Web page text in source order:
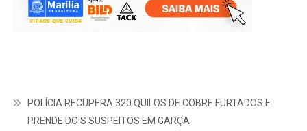
POLÍCIA RECUPERA 320 QUILOS DE COBRE FURTADOS E
PRENDE DOIS SUSPEITOS EM GARÇA